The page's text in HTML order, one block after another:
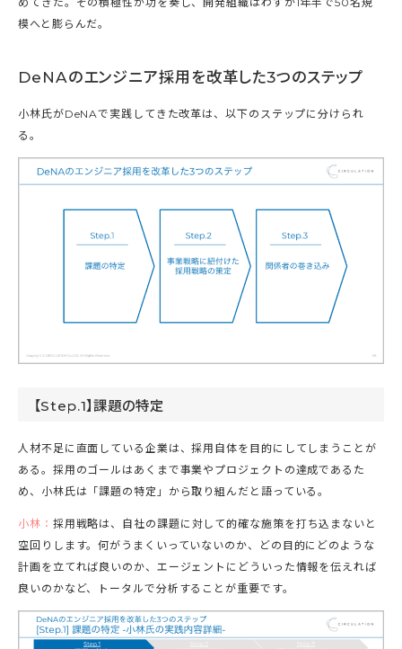
模へと膨らんだ。
DeNAのエンジニア採用を改革した3つのステップ
小林氏がDeNAで実践してきた改革は、以下のステップに分けられ
る。
【Step.1】課題の特定
人材不足に直面している企業は、採用自体を目的にしてしまうことが
ある。採用のゴールはあくまで事業やプロジェクトの達成であるた
め、小林氏は「課題の特定」から取り組んだと語っている。
小林： 採用戦略は、自社の課題に対して的確な施策を打ち込まないと
空回りします。何がうまくいっていないのか、どの目的にどのような
計画を立てれば良いのか、エージェントにどういった情報を伝えれば
良いのかなど、トータルで分析することが重要です。